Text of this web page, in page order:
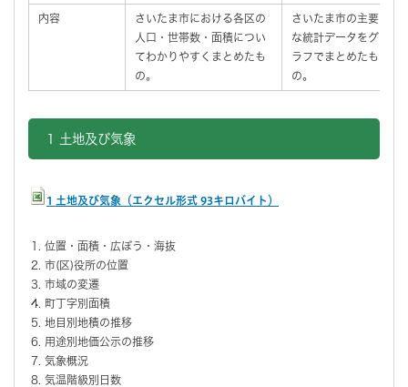
内容
さいたま市における各区の
人口・世帯数・面積につい
てわかりやすくまとめたも
の。
さいたま市の主要
な統計データをグ
ラフでまとめたも
の。
1 土地及び気象
1 土地及び気象（エクセル形式 93キロバイト）
位置・面積・広ぼう・海抜
市(区)役所の位置
市域の変遷
町丁字別面積
地目別地積の推移
用途別地価公示の推移
気象概況
気温階級別日数